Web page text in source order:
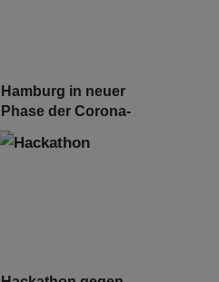
Hamburg in neuer
Phase der Corona-
Pandemie